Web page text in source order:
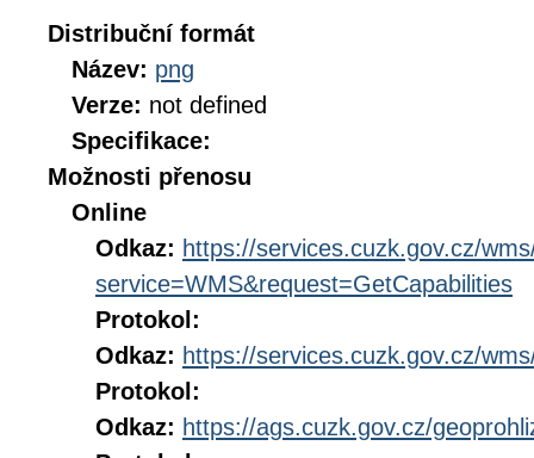
Distribuční formát
Název: png
Verze: not defined
Specifikace:
Možnosti přenosu
Online
Odkaz: https://services.cuzk.gov.cz/
service=WMS&request=GetCapabilities
Protokol:
Odkaz: https://services.cuzk.gov.cz/
Protokol:
Odkaz: https://ags.cuzk.gov.cz/